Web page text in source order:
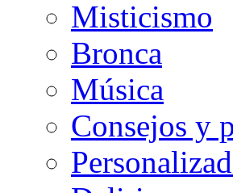
Misticismo
Bronca
Música
Consejos y